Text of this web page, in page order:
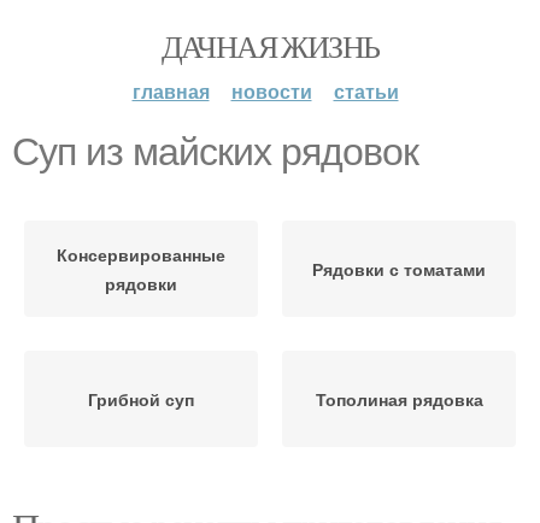
ДАЧНАЯ ЖИЗНЬ
главная новости статьи
Суп из майских рядовок
Консервированные
рядовки
Рядовки с томатами
Грибной суп Тополиная рядовка